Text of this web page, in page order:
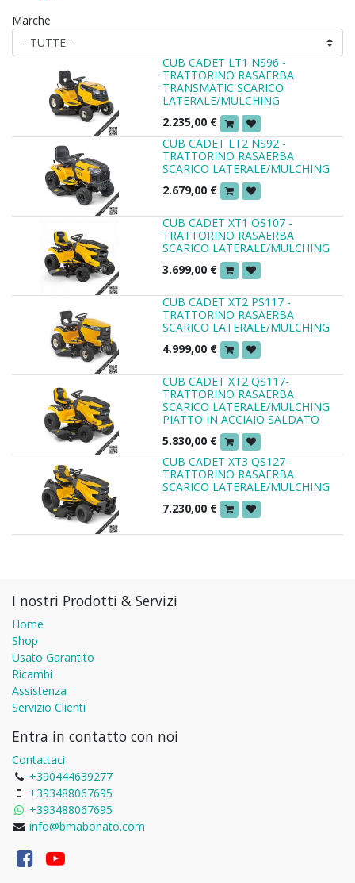
Marche
CUB CADET LT1 NS96 -
TRATTORINO RASAERBA
TRANSMATIC SCARICO
LATERALE/MULCHING
2.235,00 €
CUB CADET LT2 NS92 -
TRATTORINO RASAERBA
SCARICO LATERALE/MULCHING
2.679,00 €
CUB CADET XT1 OS107 -
TRATTORINO RASAERBA
SCARICO LATERALE/MULCHING
3.699,00 €
CUB CADET XT2 PS117 -
TRATTORINO RASAERBA
SCARICO LATERALE/MULCHING
4.999,00 €
CUB CADET XT2 QS117-
TRATTORINO RASAERBA
SCARICO LATERALE/MULCHING
PIATTO IN ACCIAIO SALDATO
5.830,00 €
CUB CADET XT3 QS127 -
TRATTORINO RASAERBA
SCARICO LATERALE/MULCHING
7.230,00 €
I nostri Prodotti & Servizi
Home
Shop
Usato Garantito
Ricambi
Assistenza
Servizio Clienti
Entra in contatto con noi
Contattaci
+390444639277
+393488067695
+393488067695
info@bmabonato.com